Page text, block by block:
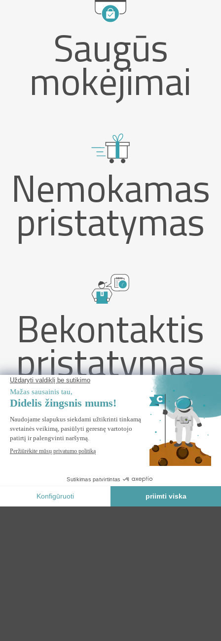
Saugūs
mokėjimai
Nemokamas
pristatymas
Bekontaktis
pristatymas
NAVAGIO 3 x 3 m pilkas aliuminio skėtis nuo saulės – 360°
besisukantis ir pakreipiamas + svorinės plokštės
ĮSPĖKITE MANE
Saugus Mokėjimas